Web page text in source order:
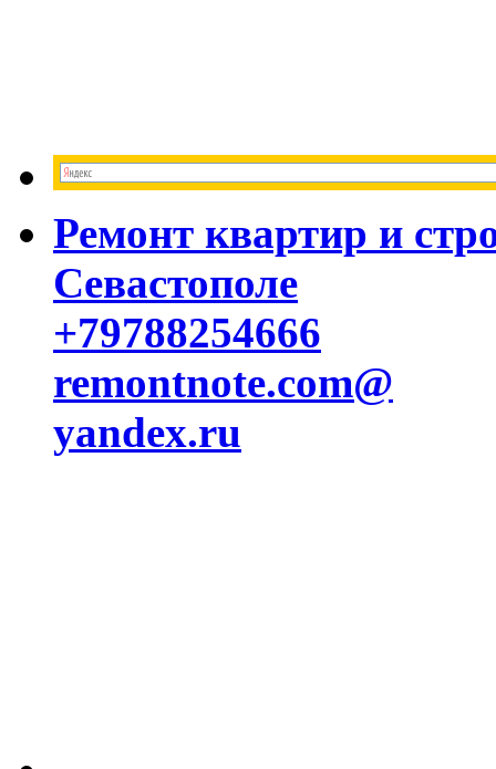
Ремонт квартир и
Севастополе
+79788254666
remontnote.com@
yandex.ru